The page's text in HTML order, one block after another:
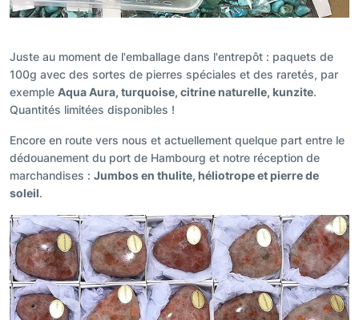
Juste au moment de l'emballage dans l'entrepôt : paquets de
100g avec des sortes de pierres spéciales et des raretés, par
exemple Aqua Aura, turquoise, citrine naturelle, kunzite.
Quantités limitées disponibles !
Encore en route vers nous et actuellement quelque part entre le
dédouanement du port de Hambourg et notre réception de
marchandises : Jumbos en thulite, héliotrope et pierre de
soleil.